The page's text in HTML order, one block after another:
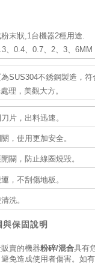
末狀,1台機器2種用途.
、0.4、0.7、2、3、6MM
SUS304不銹鋼製造，符
理，美觀大方。
片，出料迅速。
，使用更加安全。
關，防止線圈燒毀。
，不刮傷地板。
洗。
與保固說明
賣的機器粉碎/混合具有
免造成使用者傷害。如